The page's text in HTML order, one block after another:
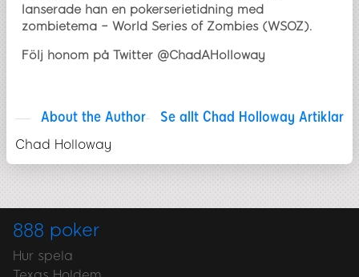
lanserade han en pokerserietidning med
zombietema – World Series of Zombies (WSOZ).
Följ honom på Twitter @ChadAHolloway
About the Author Se allt Chad Holloway Artiklar
Chad Holloway
888 poker
Hur spela